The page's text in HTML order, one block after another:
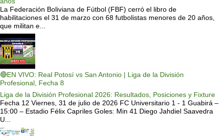
La Federación Boliviana de Fútbol (FBF) cerró el libro de
habilitaciones el 31 de marzo con 68 futbolistas menores de 20 años,
que militan e...
🔴EN VIVO: Real Potosí vs San Antonio | Liga de la División
Profesional, Fecha 8
Liga de la División Profesional 2026: Resultados, Posiciones y Fixture
Fecha 12 Viernes, 31 de julio de 2026 FC Universitario 1 - 1 Guabirá –
15:00 – Estadio Félix Capriles Goles: Min 41 Diego Jahdiel Saavedra
U...